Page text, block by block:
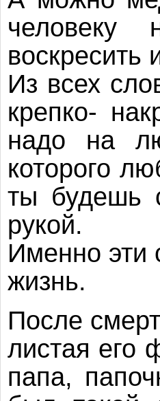
воскресить
Из всех
крепко-
надо на
которого
ты будешь
рукой.
Именно эти
жизнь.
После
листая его
папа,